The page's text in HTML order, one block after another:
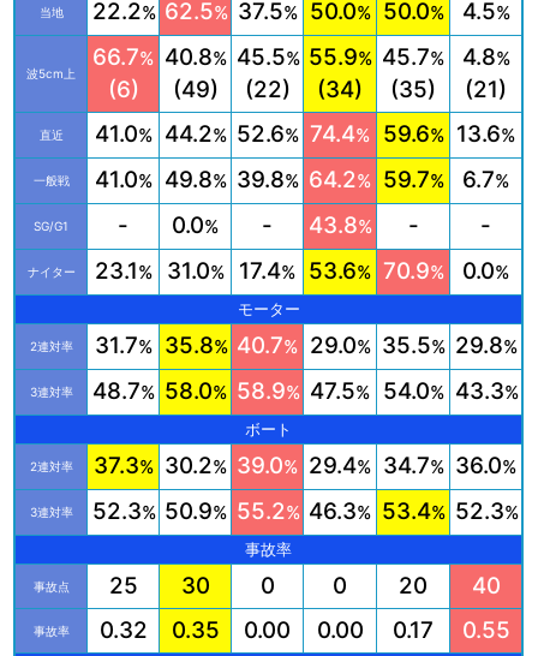
当地 22.2% 62.5% 37.5% 50.0% 50.0% 4.5%
波5cm上
66.7%
(6)
40.8%
(49)
45.5%
(22)
55.9%
(34)
45.7%
(35)
4.8%
(21)
直近 41.0% 44.2% 52.6% 74.4% 59.6% 13.6%
一般戦 41.0% 49.8% 39.8% 64.2% 59.7% 6.7%
SG/G1 - 0.0% - 43.8% - -
ナイター 23.1% 31.0% 17.4% 53.6% 70.9% 0.0%
モーター
2連対率 31.7% 35.8% 40.7% 29.0% 35.5% 29.8%
3連対率 48.7% 58.0% 58.9% 47.5% 54.0% 43.3%
ボート
2連対率 37.3% 30.2% 39.0% 29.4% 34.7% 36.0%
3連対率 52.3% 50.9% 55.2% 46.3% 53.4% 52.3%
事故率
事故点 25 30 0 0 20 40
事故率 0.32 0.35 0.00 0.00 0.17 0.55